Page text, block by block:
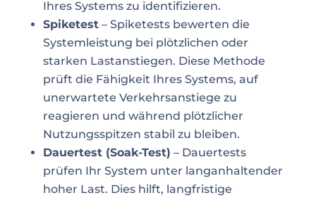
Ihres Systems zu identifizieren.
Spiketest– Spiketests bewerten die
Systemleistung bei plötzlichen oder
starken Lastanstiegen. Diese Methode
prüft die Fähigkeit Ihres Systems, auf
unerwartete Verkehrsanstiege zu
reagieren und während plötzlicher
Nutzungsspitzen stabil zu bleiben.
Dauertest (Soak-Test) – Dauertests
prüfen Ihr System unter langanhaltender
hoher Last. Dies hilft, langfristige